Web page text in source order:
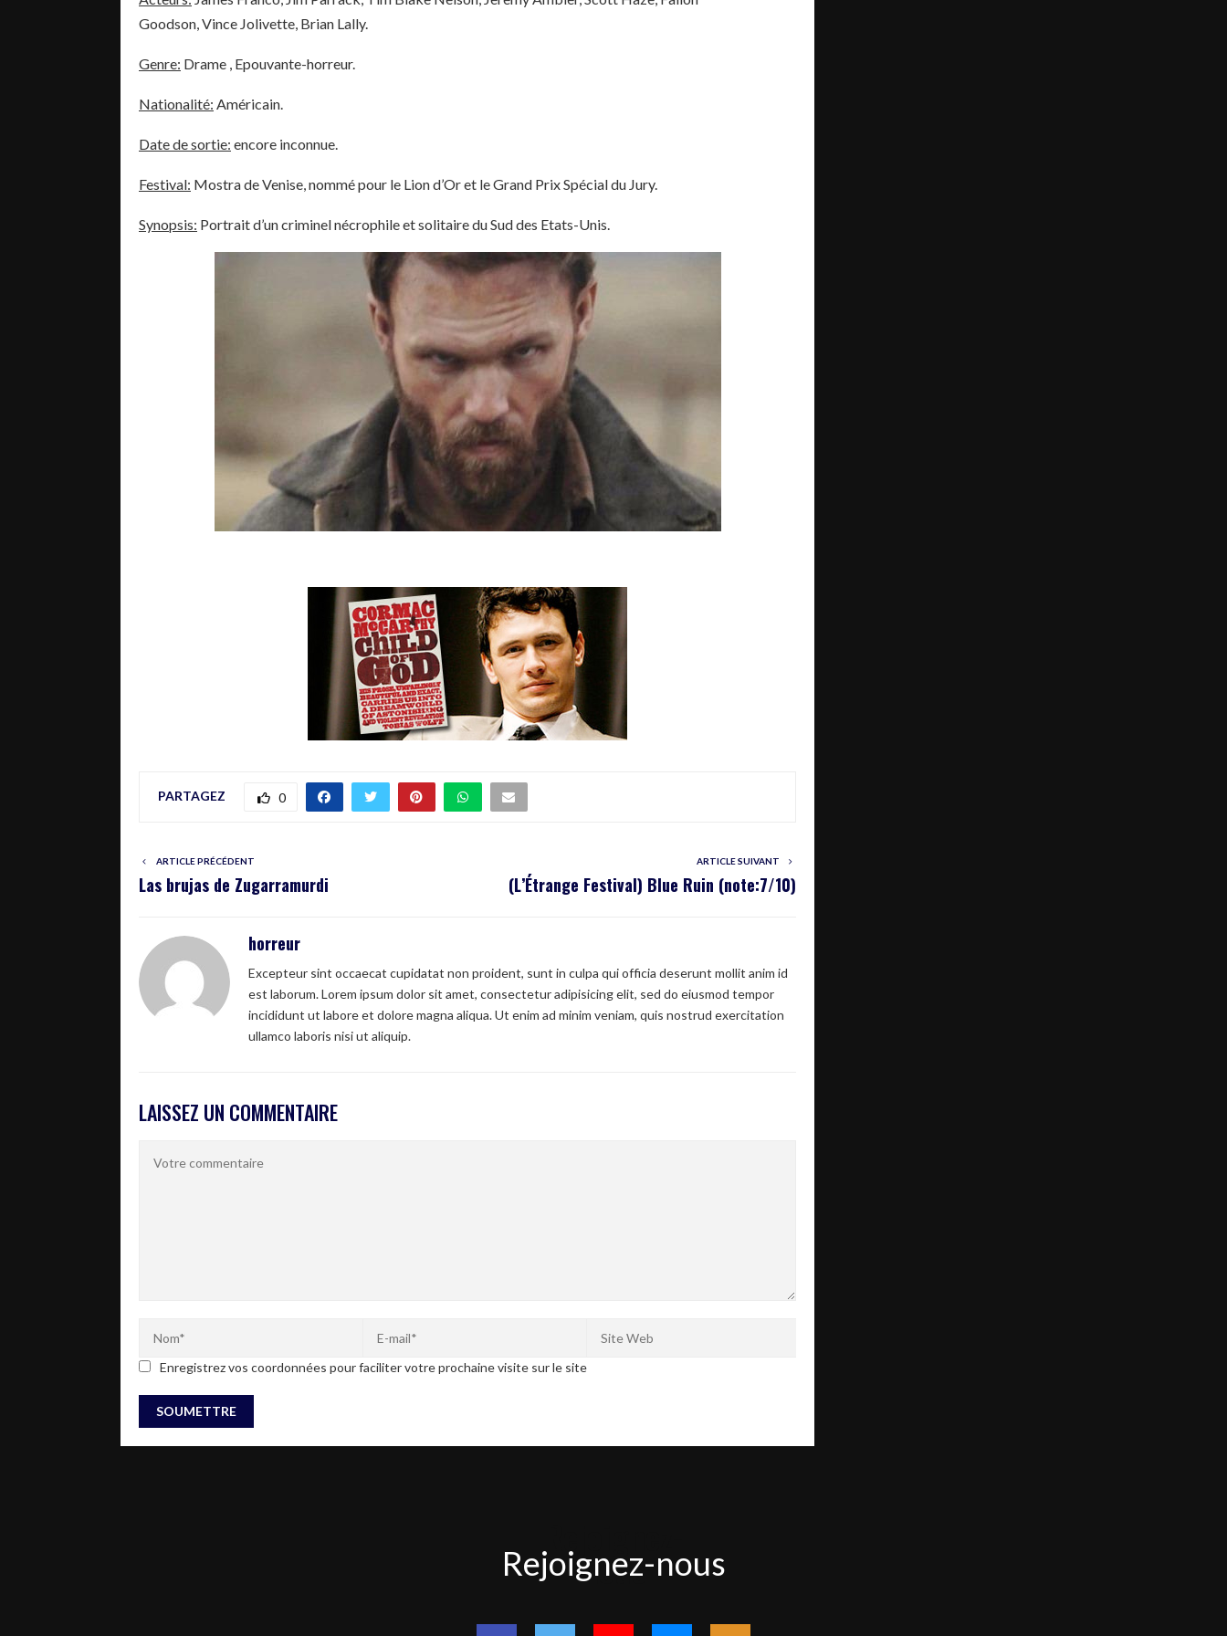
Goodson, Vince Jolivette, Brian Lally.
Genre: Drame , Epouvante-horreur.
Nationalité: Américain.
Date de sortie: encore inconnue.
Festival: Mostra de Venise, nommé pour le Lion d’Or et le Grand Prix Spécial du Jury.
Synopsis: Portrait d’un criminel nécrophile et solitaire du Sud des Etats-Unis.
PARTAGEZ 0
ARTICLE PRÉCÉDENT
Las brujas de Zugarramurdi
ARTICLE SUIVANT
(L’Étrange Festival) Blue Ruin (note:7/10)
horreur
Excepteur sint occaecat cupidatat non proident, sunt in culpa qui officia deserunt mollit anim id
est laborum. Lorem ipsum dolor sit amet, consectetur adipisicing elit, sed do eiusmod tempor
incididunt ut labore et dolore magna aliqua. Ut enim ad minim veniam, quis nostrud exercitation
ullamco laboris nisi ut aliquip.
LAISSEZ UN COMMENTAIRE
Enregistrez vos coordonnées pour faciliter votre prochaine visite sur le site
nous
Rejoignez-nous